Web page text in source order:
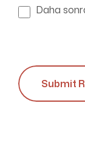
Daha
Submit